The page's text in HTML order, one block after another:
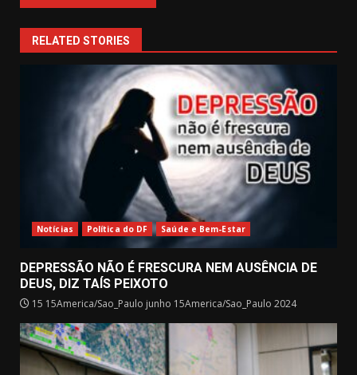
RELATED STORIES
Notícias Política do DF Saúde e Bem-Estar
DEPRESSÃO NÃO É FRESCURA NEM AUSÊNCIA DE
DEUS, DIZ TAÍS PEIXOTO
15 15America/Sao_Paulo junho 15America/Sao_Paulo 2024